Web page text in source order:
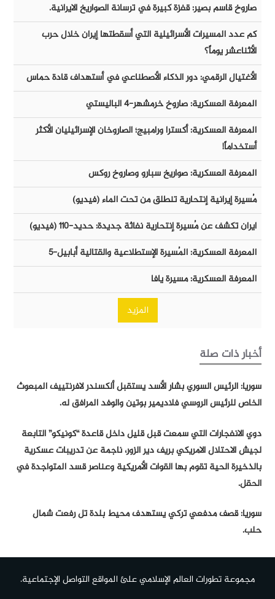
صاروخ قاسم بصير: قفزة كبيرة في ترسانة الصواريخ الايرانية.
كم عدد المسيرات الأسرائيلية التي أسقطتها إيران خلال حرب
الأثناعشر يوماً؟
الأغتيال الرقمي: دور الذكاء الأصطناعي في أستهداف قادة حماس
المعرفة العسكرية: صاروخ خرمشهر-٤ الباليستي
المعرفة العسكرية: أكسترا ورامبيج؛ الصاروخان الإسرائيليان الأكثر
أستخداماً!
المعرفة العسكرية: صواريخ سبارو وصاروخ روكس
مُسيرة إيرانية إنتحارية تنطلق من تحت الماء (فيديو)
ايران تكشف عن مُسيرة إنتحارية نفاثة جديدة: حديد-١١٠ (فيديو)
المعرفة العسكرية: المُسيرة الإستطلاعية والقتالية أبابيل-٥
المعرفة العسكرية: مسيرة يافا
المزيد
أخبار ذات صلة
سوريا: الرئيس السوري بشار الأسد يستقبل ألكسندر لافرنتييف المبعوث
الخاص للرئيس الروسي فلاديمير بوتين والوفد المرافق له.
دوي الانفجارات التي سمعت قبل قليل داخل قاعدة “كونيكو” التابعة
لجيش الاحتلال الامريكي بريف دير الزور، ناجمة عن تدريبات عسكرية
بالذخيرة الحية تقوم بها القوات الأمريكية وعناصر قسد المتواجدة في
الحقل.
سوريا: قصف مدفعي تركي يستهدف محيط بلدة تل رفعت شمال
حلب.
مجموعة تطورات العالم الإسلامي علئ المواقع التواصل الإجتماعية.